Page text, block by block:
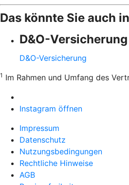
Das könnte Sie auch
D&O-Versicherung
D&O-Versicherung
1 Im Rahmen und Umfang des
Instagram öffnen
Impressum
Datenschutz
Nutzungsbedingungen
Rechtliche Hinweise
AGB